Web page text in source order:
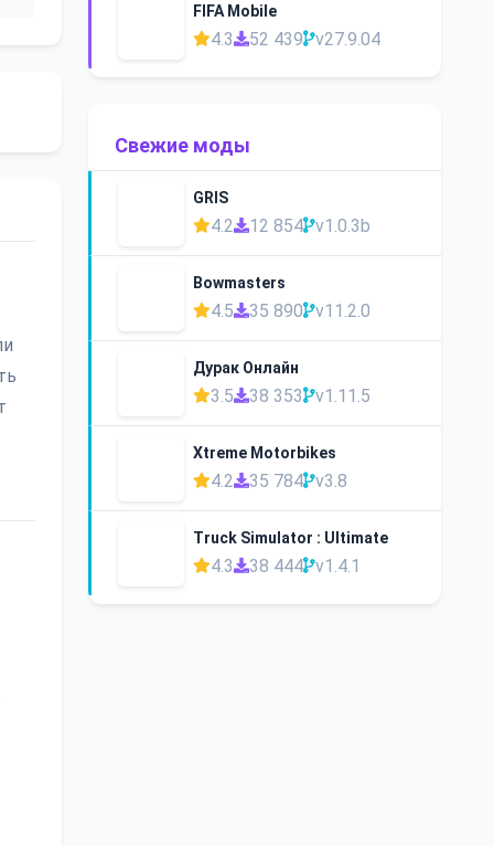
FIFA Mobile
4.3 52 439 v27.9.04
Свежие моды
GRIS
4.2 12 854 v1.0.3b
Bowmasters
4.5 35 890 v11.2.0
Дурак Онлайн
3.5 38 353 v1.11.5
Xtreme Motorbikes
4.2 35 784 v3.8
Truck Simulator : Ultimate
4.3 38 444 v1.4.1